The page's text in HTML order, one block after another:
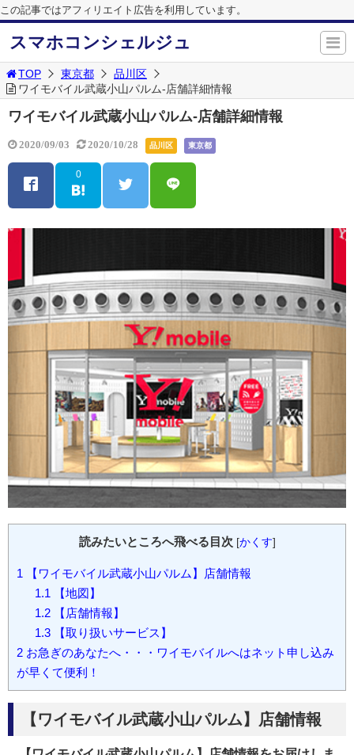
この記事ではアフィリエイト広告を利用しています。
スマホコンシェルジュ
TOP 東京都
品川区
ワイモバイル武蔵小山パルム-店舗詳細情報
ワイモバイル武蔵小山パルム-店舗詳細情報
2020/09/03 2020/10/28 品川区 東京都
0
読みたいところへ飛べる目次 [かくす]
1 【ワイモバイル武蔵小山パルム】店舗情報
1.1【地図】
1.2【店舗情報】
1.3【取り扱いサービス】
2 お急ぎのあなたへ・・・ワイモバイルへはネット申し込み
が早くて便利！
【ワイモバイル武蔵小山パルム】店舗情報